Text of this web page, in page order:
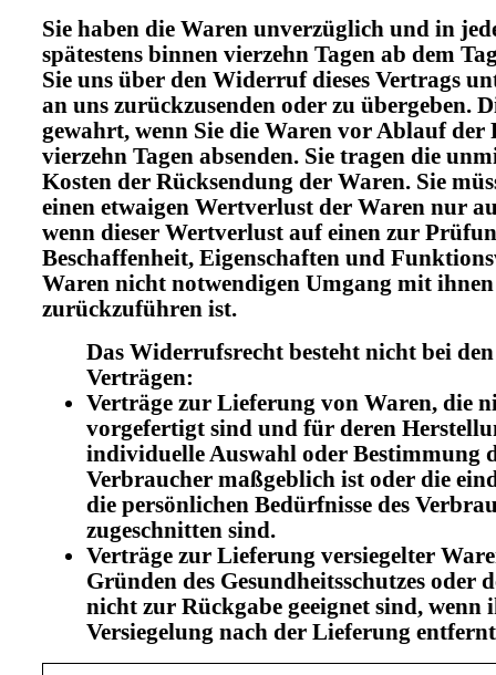
Sie haben die Waren unverzüglich und in
spätestens binnen vierzehn Tagen ab dem
Sie uns über den Widerruf dieses Vertrags
an uns zurückzusenden oder zu übergeben.
gewahrt, wenn Sie die Waren vor Ablauf der
vierzehn Tagen absenden. Sie tragen die
Kosten der Rücksendung der Waren. Sie
einen etwaigen Wertverlust der Waren nur
wenn dieser Wertverlust auf einen zur
Beschaffenheit, Eigenschaften und
Waren nicht notwendigen Umgang mit ihnen
zurückzuführen ist.
Das Widerrufsrecht besteht nicht bei
Verträgen:
Verträge zur Lieferung von Waren, die
vorgefertigt sind und für deren
individuelle Auswahl oder Bestimmung
Verbraucher maßgeblich ist oder die
die persönlichen Bedürfnisse des
zugeschnitten sind.
Verträge zur Lieferung versiegelter
Gründen des Gesundheitsschutzes oder
nicht zur Rückgabe geeignet sind, wenn
Versiegelung nach der Lieferung